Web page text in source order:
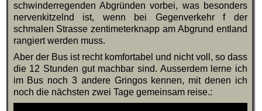
schwinderregenden Abgründen vorbei, was besonders
nervenkitzelnd ist, wenn bei Gegenverkehr f der
schmalen Strasse zentimeterknapp am Abgrund entland
rangiert werden muss.
Aber der Bus ist recht komfortabel und nicht voll, so dass
die 12 Stunden gut machbar sind. Ausserdem lerne ich
im Bus noch 3 andere Gringos kennen, mit denen ich
noch die nächsten zwei Tage gemeinsam reise.: